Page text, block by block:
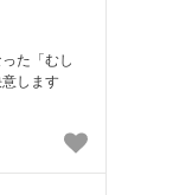
た「むし
します